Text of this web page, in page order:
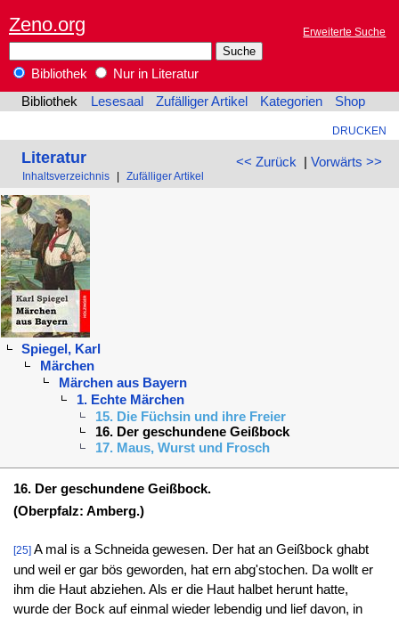
Zeno.org Erweiterte Suche
Bibliothek
Nur in Literatur
Bibliothek
Lesesaal Zufälliger Artikel Kategorien Shop
DRUCKEN
<< Zurück | Vorwärts >>
Literatur
Inhaltsverzeichnis Zufälliger Artikel
Spiegel, Karl
Märchen
Märchen aus Bayern
1. Echte Märchen
15. Die Füchsin und ihre Freier
16. Der geschundene Geißbock
17. Maus, Wurst und Frosch
16. Der geschundene Geißbock.
(Oberpfalz: Amberg.)
[25]A mal is a Schneida gewesen. Der hat an Geißbock ghabt
und weil er gar bös geworden, hat ern abg'stochen. Da wollt er
ihm die Haut abziehen. Als er die Haut halbet herunt hatte,
wurde der Bock auf einmal wieder lebendig und lief davon, in